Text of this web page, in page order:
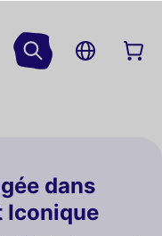
dans
Iconique